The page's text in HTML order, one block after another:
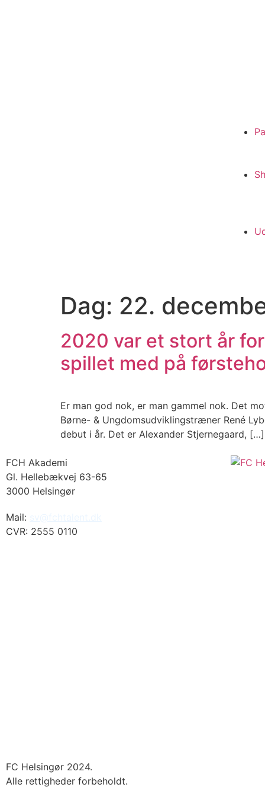
Dag: 22.
2020 var et stort år
spillet med på
Er man god nok, er man gammel nok. Det
Børne- & Ungdomsudviklingstræner René
debut i år. Det er Alexander Stjernegaard, […]
FCH Akademi
Gl. Hellebækvej 63-65
3000 Helsingør
Mail:
CVR: 2555 0110
FC Helsingør 2024.
Alle rettigheder forbeholdt.